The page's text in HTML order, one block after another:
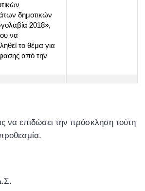
δημοτικών
2018»,
να
το θέμα για
από την
να επιδώσει την πρόσκληση τούτη